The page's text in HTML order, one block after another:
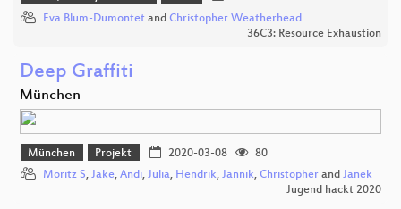
Eva Blum-Dumontet and Christopher Weatherhead
36C3: Resource Exhaustion
Deep Graffiti
München
München Projekt 2020-03-08
80
Moritz S, Jake, Andi, Julia, Hendrik, Jannik, Christopher and Janek
Jugend hackt 2020